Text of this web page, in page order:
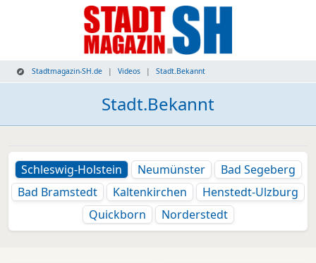
Stadtmagazin-SH.de Videos Stadt.Bekannt
Stadt.Bekannt
Schleswig-Holstein Neumünster
Bad Segeberg
Bad Bramstedt
Kaltenkirchen
Henstedt-Ulzburg
Quickborn
Norderstedt